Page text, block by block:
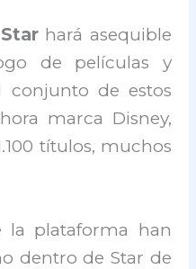
Star hará asequible
de películas y
conjunto de estos
marca Disney,
títulos, muchos
la plataforma han
dentro de Star de